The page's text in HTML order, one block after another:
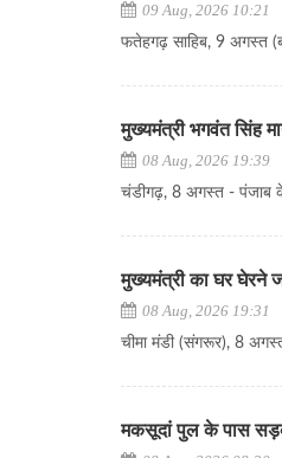
09 Aug, 2026 10:21
फतेहगढ़ साहिब, 9 अगस्त
मुख्यमंत्री भगवंत सिंह
08 Aug, 2026 19:39
चंडीगढ़, 8 अगस्त - पंजाब
मुख्यमंत्री का घर घेरने
08 Aug, 2026 19:31
चीमा मंडी (संगरूर), 8
मकसूदां पुल के पास